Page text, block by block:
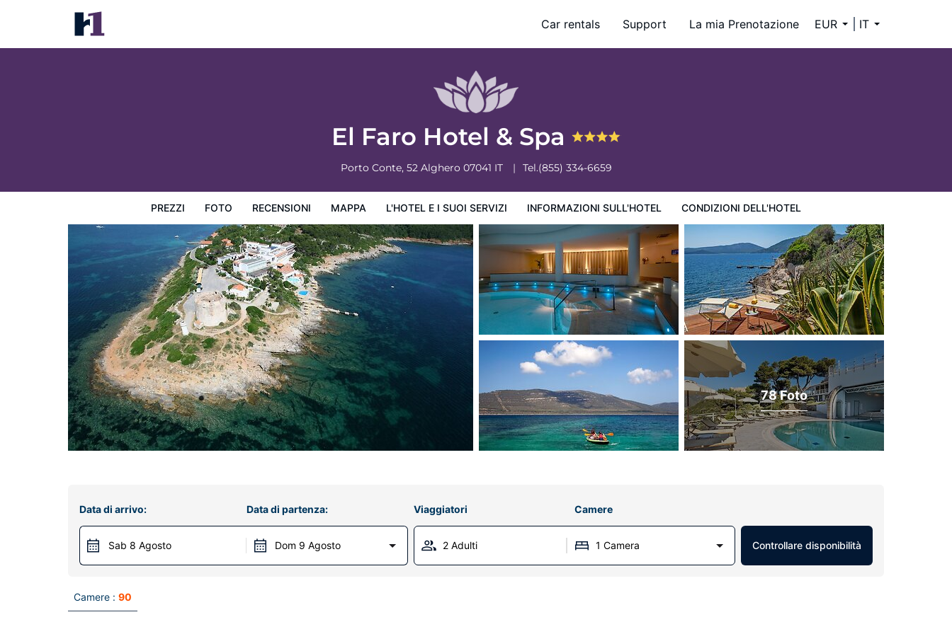
Car rentals Support La mia Prenotazione EUR IT
El Faro Hotel & Spa
Porto Conte, 52 Alghero 07041 IT Tel.(855) 334-6659
PREZZI FOTO RECENSIONI MAPPA L'HOTEL E I SUOI SERVIZI INFORMAZIONI SULL'HOTEL CONDIZIONI DELL'HOTEL
El Faro Hotel & Spa
Prezzi Condizioni dell'hotel
78 Foto
Data di arrivo:
Sab 8 Agosto
Data di partenza:
Dom 9 Agosto
Viaggiatori Camere
2 Adulti 1 Camera Controllare disponibilità
Camere : 90